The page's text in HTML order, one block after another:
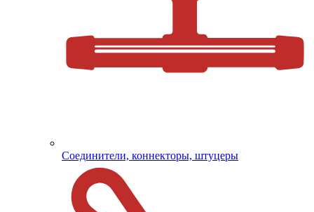
Соединители, коннекторы, штуцеры